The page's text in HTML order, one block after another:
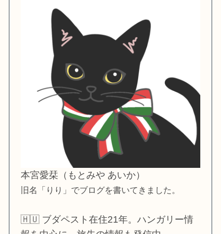
本宮愛栞（もとみや あいか）
旧名「りり」でブログを書いてきました。
🇭🇺 ブダペスト在住21年。ハンガリー情